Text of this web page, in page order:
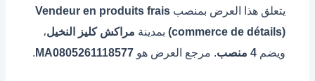
يتعلق هذا العرض بمنصب Vendeur en produits frais
(commerce de détails) بمدينة مراكش كليز النخيل،
ويضم 4 منصب . مرجع العرض هو MA0805261118577
.